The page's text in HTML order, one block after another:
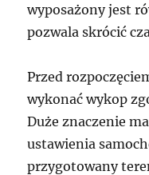
wyposażony jest
pozwala skrócić
Przed
wykonać wykop
Duże znaczenie
ustawienia
przygotowany